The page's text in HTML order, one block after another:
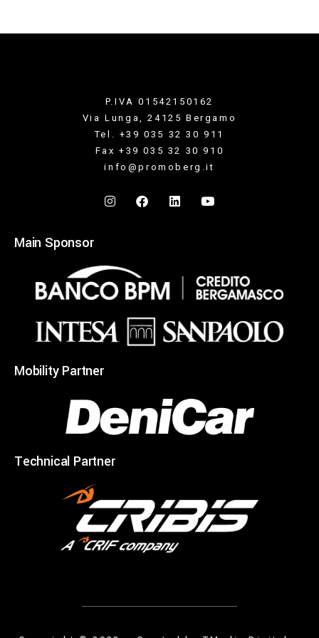
P.IVA 01542150162
Via Lunga, 24125 Bergamo
Tel. +39 035 32 30 911
Fax +39 035 32 30 910
info@promoberg.it
Main Sponsor
Mobility Partner
Technical Partner